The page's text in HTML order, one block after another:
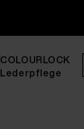
COLOURLOCK
Lederpflege